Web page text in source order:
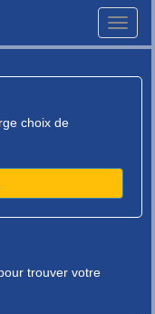
Toggle
choix de
trouver votre